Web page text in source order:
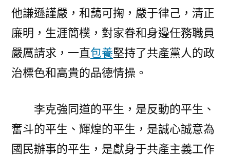
他謙遜謹嚴，和藹可掬，嚴于律己，清正
廉明，生涯簡樸，對家眷和身邊任務職員
嚴厲請求，一直包養堅持了共產黨人的政
治標色和高貴的品德情操。
李克強同道的平生，是反動的平生、
奮斗的平生、輝煌的平生，是誠心誠意為
國民辦事的平生，是獻身于共產主義工作